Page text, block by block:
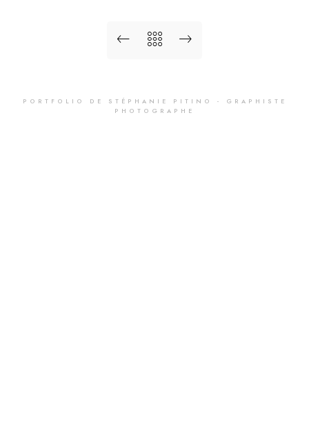
PORTFOLIO DE STÉPHANIE PITINO - GRAPHISTE
PHOTOGRAPHE